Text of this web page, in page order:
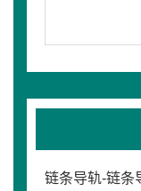
链条导轨-链条